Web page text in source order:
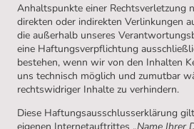
Anhaltspunkte einer Rechtsverletzung
direkten oder indirekten Verlinkungen
die außerhalb unseres
eine Haftungsverpflichtung
bestehen, wenn wir von den Inhalten
uns technisch möglich und zumutbar
rechtswidriger Inhalte zu verhindern.
Diese Haftungsausschlusserklärung